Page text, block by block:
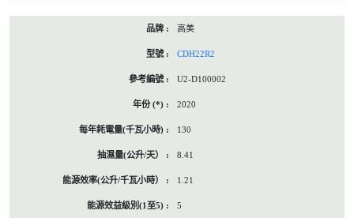
高美
CDH22R2
U2-D100002
2020
130
8.41
1.21
5